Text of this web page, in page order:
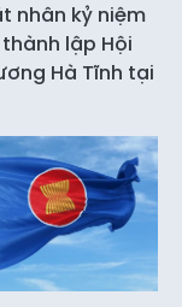
nhân kỷ niệm
lập Hội
Hà Tĩnh tại